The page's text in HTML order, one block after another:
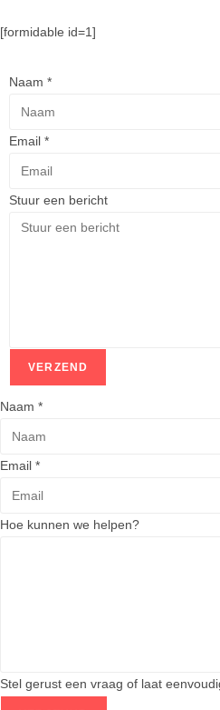
[formidable id=1]
Naam *
Email *
Stuur een bericht
VERZEND
Naam *
H
N
Email *
Hoe kunnen we helpen?
Stel gerust een vraag of laat